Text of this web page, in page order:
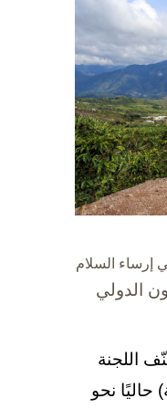
إرساء السلام
الدولي
اللجنة
حاليًا نحو